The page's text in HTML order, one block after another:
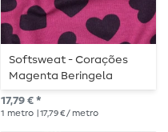
Softsweat - Corações
Magenta Beringela
Felpudo
17,79 € *
1 metro | 17,79 € / metro